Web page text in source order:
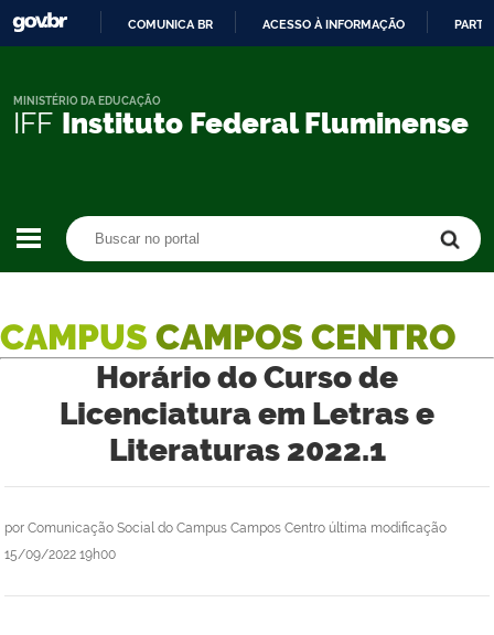
CONTEÚDO
COMUNICA BR ACESSO À INFORMAÇÃO
IFF Instituto Federal Fluminense
MINISTÉRIO DA EDUCAÇÃO
CAMPUS CAMPOS CENTRO
Horário do Curso de
Licenciatura em Letras e
Literaturas 2022.1
por Comunicação Social do Campus Campos Centro última modificação
15/09/2022 19h00